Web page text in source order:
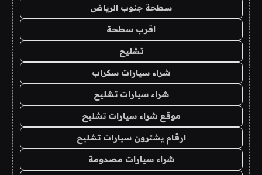
سطحة جنوب الرياض
اقرب سطحة
تشليح
شراء سيارات سكراب
شراء سيارات تشليح
موقع شراء سيارات تشليح
ارقام يشترون سيارات تشليح
شراء سيارات مصدومة